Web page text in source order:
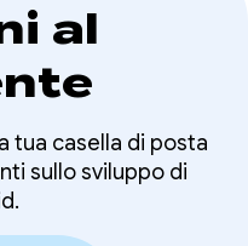
al
tua casella di posta
sullo sviluppo di